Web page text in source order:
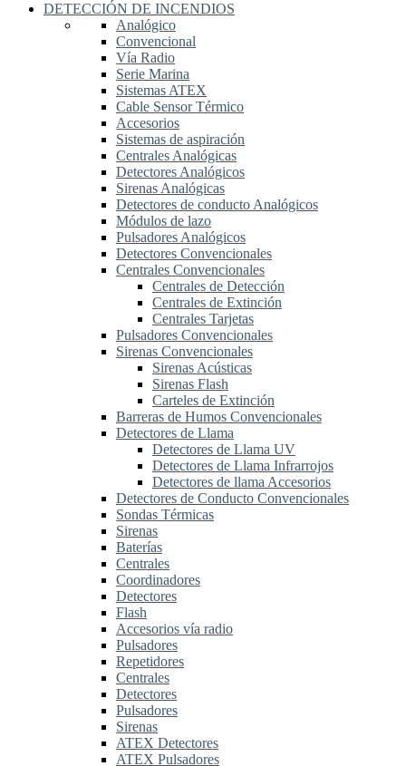
DETECCIÓN DE INCENDIOS
Analógico
Convencional
Vía Radio
Serie Marina
Sistemas ATEX
Cable Sensor Térmico
Accesorios
Sistemas de aspiración
Centrales Analógicas
Detectores Analógicos
Sirenas Analógicas
Detectores de conducto Analógicos
Módulos de lazo
Pulsadores Analógicos
Detectores Convencionales
Centrales Convencionales
Centrales de Detección
Centrales de Extinción
Centrales Tarjetas
Pulsadores Convencionales
Sirenas Convencionales
Sirenas Acústicas
Sirenas Flash
Carteles de Extinción
Barreras de Humos Convencionales
Detectores de Llama
Detectores de Llama UV
Detectores de Llama Infrarrojos
Detectores de llama Accesorios
Detectores de Conducto Convencionales
Sondas Térmicas
Sirenas
Baterías
Centrales
Coordinadores
Detectores
Flash
Accesorios vía radio
Pulsadores
Repetidores
Centrales
Detectores
Pulsadores
Sirenas
ATEX Detectores
ATEX Pulsadores